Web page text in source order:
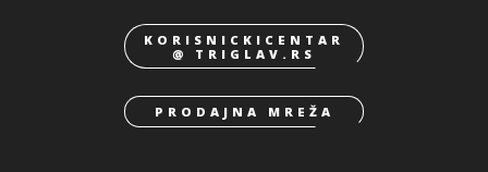
KORISNICKICENTAR
@ TRIGLAV.RS
PRODAJNA MREŽA